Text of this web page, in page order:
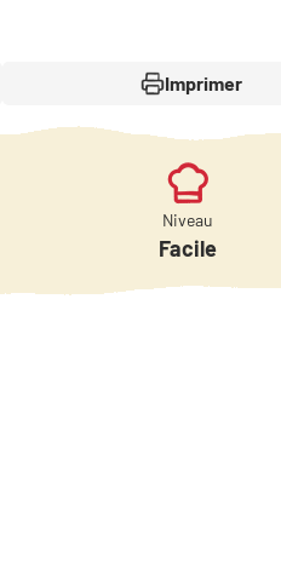
Imprimer
Niveau
Facile